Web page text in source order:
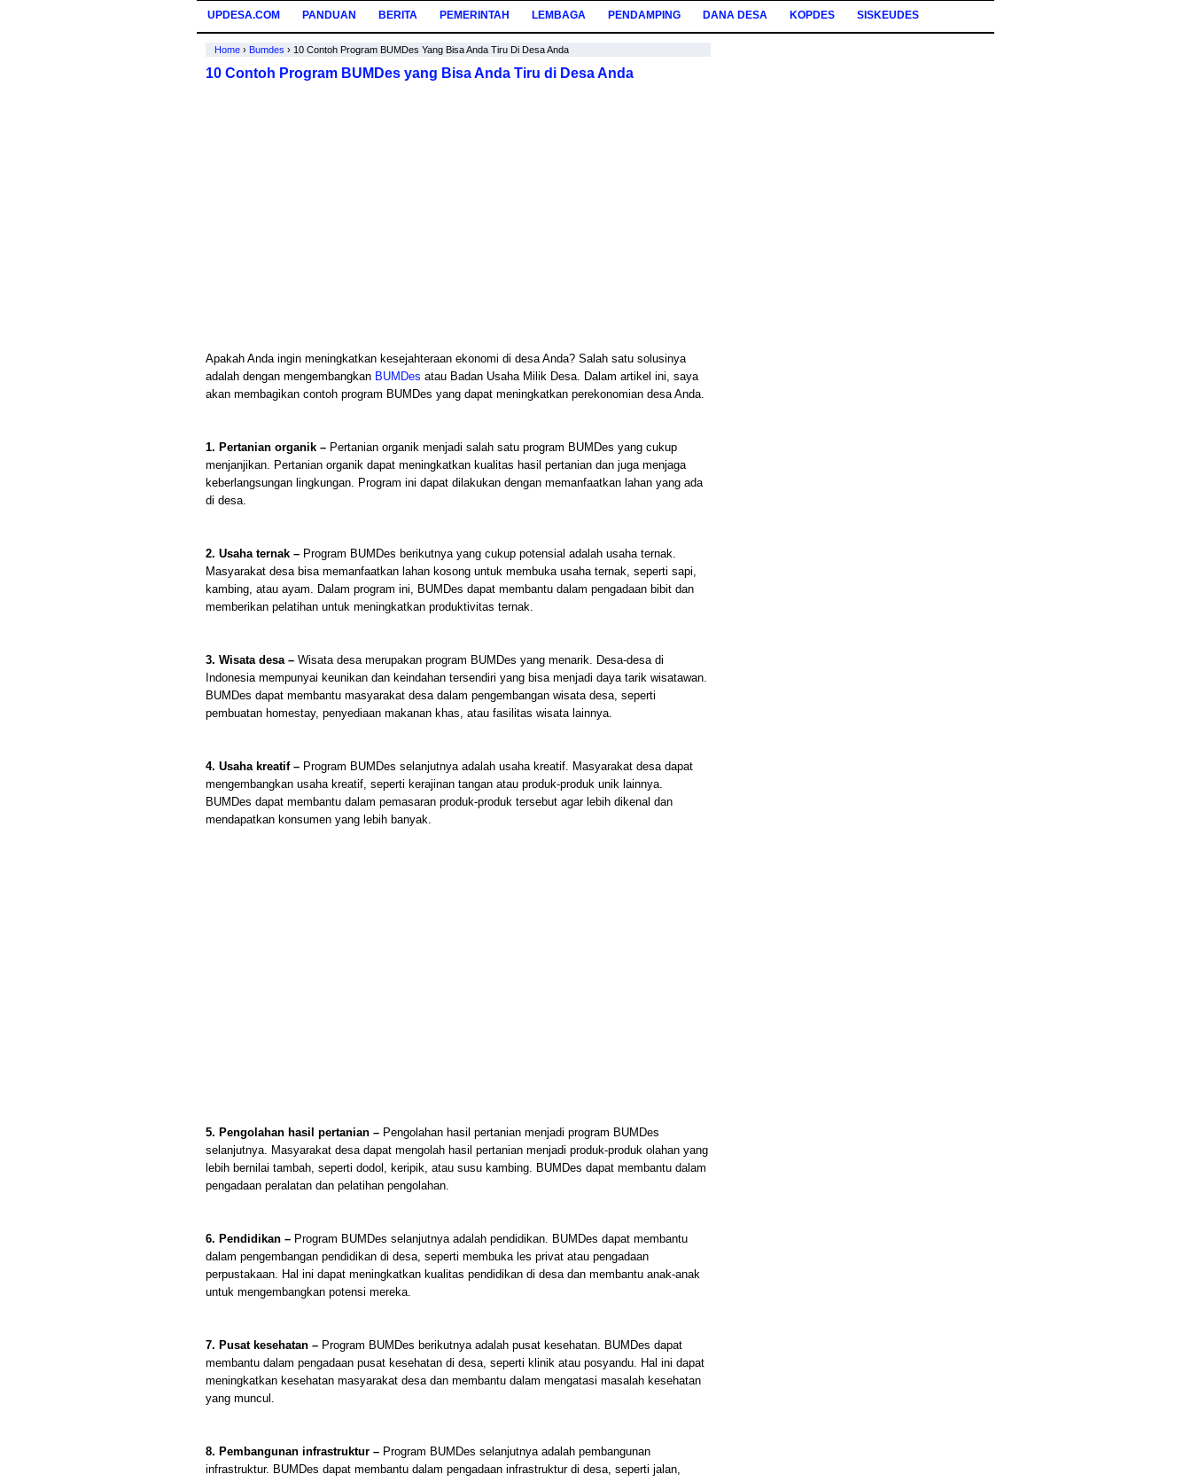
UPDESA.COM PANDUAN BERITA PEMERINTAH LEMBAGA PENDAMPING DANA DESA KOPDES SISKEUDES
Home › Bumdes › 10 Contoh Program BUMDes Yang Bisa Anda Tiru Di Desa Anda
10 Contoh Program BUMDes yang Bisa Anda Tiru di Desa Anda
Apakah Anda ingin meningkatkan kesejahteraan ekonomi di desa Anda? Salah satu solusinya
adalah dengan mengembangkan BUMDes atau Badan Usaha Milik Desa. Dalam artikel ini, saya
akan membagikan contoh program BUMDes yang dapat meningkatkan perekonomian desa Anda.
1. Pertanian organik – Pertanian organik menjadi salah satu program BUMDes yang cukup
menjanjikan. Pertanian organik dapat meningkatkan kualitas hasil pertanian dan juga menjaga
keberlangsungan lingkungan. Program ini dapat dilakukan dengan memanfaatkan lahan yang ada
di desa.
2. Usaha ternak – Program BUMDes berikutnya yang cukup potensial adalah usaha ternak.
Masyarakat desa bisa memanfaatkan lahan kosong untuk membuka usaha ternak, seperti sapi,
kambing, atau ayam. Dalam program ini, BUMDes dapat membantu dalam pengadaan bibit dan
memberikan pelatihan untuk meningkatkan produktivitas ternak.
3. Wisata desa – Wisata desa merupakan program BUMDes yang menarik. Desa-desa di
Indonesia mempunyai keunikan dan keindahan tersendiri yang bisa menjadi daya tarik wisatawan.
BUMDes dapat membantu masyarakat desa dalam pengembangan wisata desa, seperti
pembuatan homestay, penyediaan makanan khas, atau fasilitas wisata lainnya.
4. Usaha kreatif – Program BUMDes selanjutnya adalah usaha kreatif. Masyarakat desa dapat
mengembangkan usaha kreatif, seperti kerajinan tangan atau produk-produk unik lainnya.
BUMDes dapat membantu dalam pemasaran produk-produk tersebut agar lebih dikenal dan
mendapatkan konsumen yang lebih banyak.
5. Pengolahan hasil pertanian – Pengolahan hasil pertanian menjadi program BUMDes
selanjutnya. Masyarakat desa dapat mengolah hasil pertanian menjadi produk-produk olahan yang
lebih bernilai tambah, seperti dodol, keripik, atau susu kambing. BUMDes dapat membantu dalam
pengadaan peralatan dan pelatihan pengolahan.
6. Pendidikan – Program BUMDes selanjutnya adalah pendidikan. BUMDes dapat membantu
dalam pengembangan pendidikan di desa, seperti membuka les privat atau pengadaan
perpustakaan. Hal ini dapat meningkatkan kualitas pendidikan di desa dan membantu anak-anak
untuk mengembangkan potensi mereka.
7. Pusat kesehatan – Program BUMDes berikutnya adalah pusat kesehatan. BUMDes dapat
membantu dalam pengadaan pusat kesehatan di desa, seperti klinik atau posyandu. Hal ini dapat
meningkatkan kesehatan masyarakat desa dan membantu dalam mengatasi masalah kesehatan
yang muncul.
8. Pembangunan infrastruktur – Program BUMDes selanjutnya adalah pembangunan
infrastruktur. BUMDes dapat membantu dalam pengadaan infrastruktur di desa, seperti jalan,